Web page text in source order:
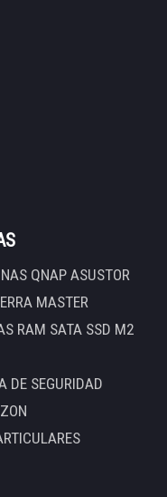
QNAP ASUSTOR
MASTER
RAM SATA SSD M2
DE SEGURIDAD